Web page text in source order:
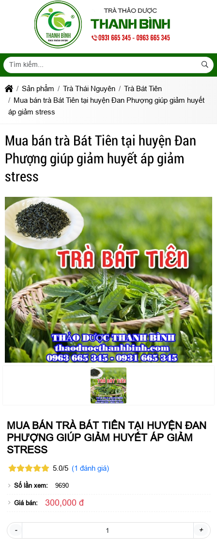
Sản phẩm Trà Thái Nguyên
Trà Bát Tiên
Mua bán trà Bát Tiên tại huyện Đan Phượng giúp giảm huyết
áp giảm stress
Mua bán trà Bát Tiên tại huyện Đan
Phượng giúp giảm huyết áp giảm
stress
MUA BÁN TRÀ BÁT TIÊN TẠI HUYỆN ĐAN
PHƯỢNG GIÚP GIẢM HUYẾT ÁP GIẢM
STRESS
5.0/5 (1 đánh giá)
Số lần xem: 9690
Giá bán: 300,000 đ
- +